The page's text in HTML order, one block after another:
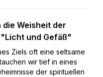
die Weisheit der
"Licht und Gefäß"
Ziels oft eine seltsame
wir tief in eines
der spirituellen